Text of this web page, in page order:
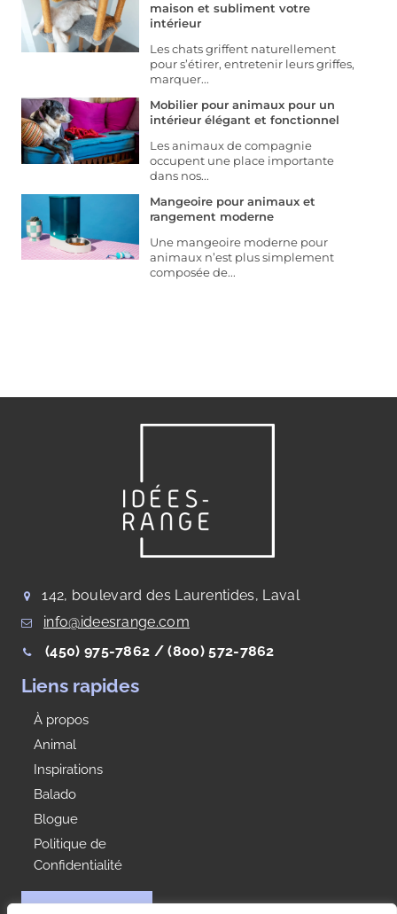
maison et subliment votre
intérieur
Les chats griffent naturellement
pour s’étirer, entretenir leurs griffes,
marquer...
Mobilier pour animaux pour un
intérieur élégant et fonctionnel
Les animaux de compagnie
occupent une place importante
dans nos...
Mangeoire pour animaux et
rangement moderne
Une mangeoire moderne pour
animaux n’est plus simplement
composée de...
142, boulevard des Laurentides, Laval
info@ideesrange.com
(450) 975-7862 / (800) 572-7862
Liens rapides
À propos
Animal
Inspirations
Balado
Blogue
Politique de
Confidentialité